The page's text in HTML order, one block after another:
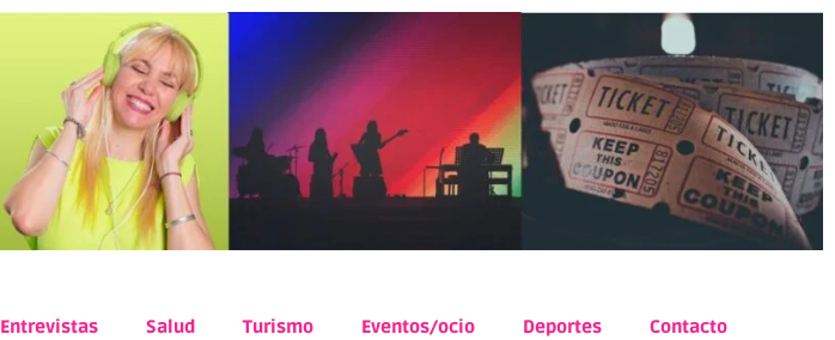
Entrevistas Salud Turismo Eventos/ocio Deportes Contacto